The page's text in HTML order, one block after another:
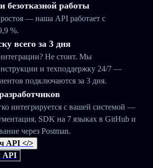
безотказной работы
— наша API работает с
%.
всего за 3 дня
Не стоит. Мы
и техподдержку 24/7 —
подключаются за 3 дня.
интегрируется с вашей системой —
SDK на 7 языках в GitHub и
через Postman.
API </>
API